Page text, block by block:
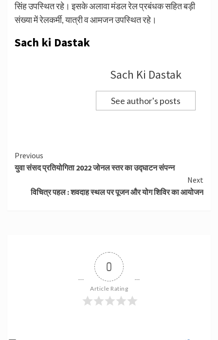
सिंह उपस्थित रहे। इसके अलावा मंडल रेल प्रबंधक सहित बड़ी
संख्या में रेलकर्मी, यात्री व आमजन उपस्थित रहे।
Sach ki Dastak
Sach Ki Dastak
See author's posts
Continue
Reading
Previous
युवा संसद प्रतियोगिता 2022 जोनल स्तर का उद्घाटन संपन्न
Next
विचित्र पहल : शवदाह स्थल पर पूजन और योग शिविर का आयोजन
0
Article Rating